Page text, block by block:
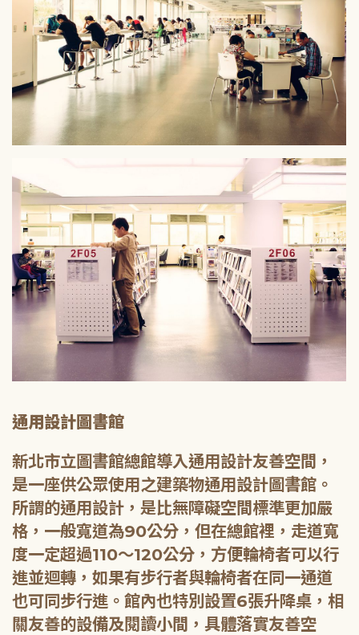
通用設計圖書館
新北市立圖書館總館導入通用設計友善空間，
是一座供公眾使用之建築物通用設計圖書館。
所謂的通用設計，是比無障礙空間標準更加嚴
格，一般寬道為90公分，但在總館裡，走道寬
度一定超過110～120公分，方便輪椅者可以行
進並迴轉，如果有步行者與輪椅者在同一通道
也可同步行進。館內也特別設置6張升降桌，相
關友善的設備及閱讀小間，具體落實友善空